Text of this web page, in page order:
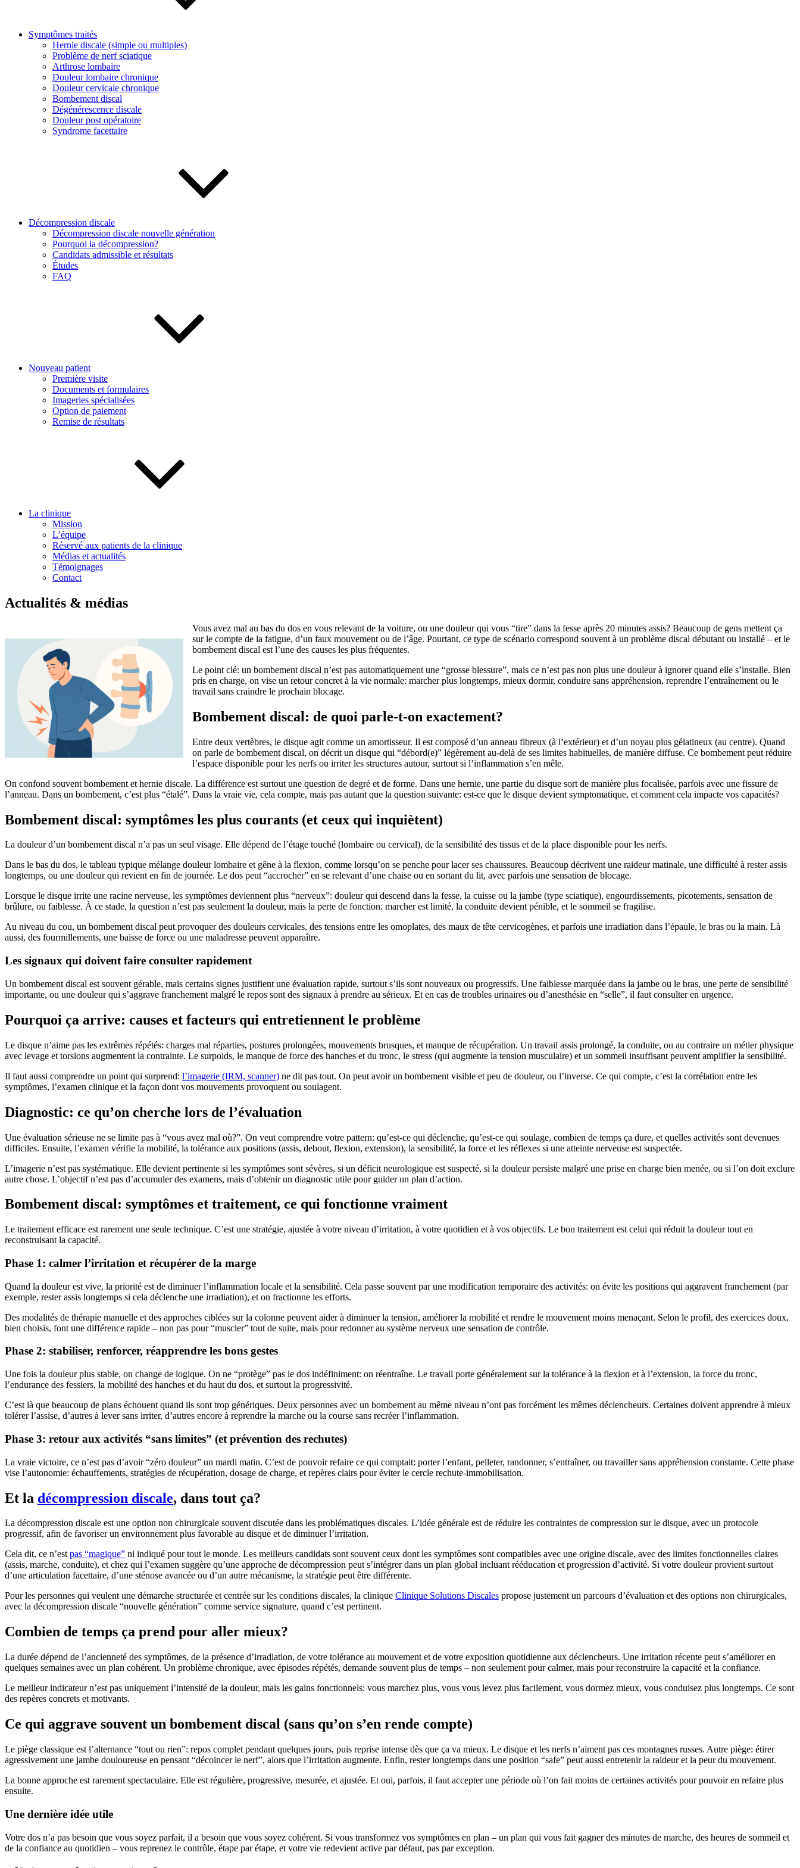
Symptômes traités
Hernie discale (simple ou multiples)
Problème de nerf sciatique
Arthrose lombaire
Douleur lombaire chronique
Douleur cervicale chronique
Bombement discal
Dégénérescence discale
Douleur post opératoire
Syndrome facettaire
Décompression discale
Décompression discale nouvelle génération
Pourquoi la décompression?
Candidats admissible et résultats
Études
FAQ
Nouveau patient
Première visite
Documents et formulaires
Imageries spécialisées
Option de paiement
Remise de résultats
La clinique
Mission
L’équipe
Réservé aux patients de la clinique
Médias et actualités
Témoignages
Contact
Actualités & médias
Vous avez mal au bas du dos en vous relevant de la voiture, ou une douleur qui vous “tire” dans la fesse après 20 minutes assis? Beaucoup de gens mettent ça
sur le compte de la fatigue, d’un faux mouvement ou de l’âge. Pourtant, ce type de scénario correspond souvent à un problème discal débutant ou installé – et le
bombement discal est l’une des causes les plus fréquentes.
Le point clé: un bombement discal n’est pas automatiquement une “grosse blessure”, mais ce n’est pas non plus une douleur à ignorer quand elle s’installe. Bien
pris en charge, on vise un retour concret à la vie normale: marcher plus longtemps, mieux dormir, conduire sans appréhension, reprendre l’entraînement ou le
travail sans craindre le prochain blocage.
Bombement discal: de quoi parle-t-on exactement?
Entre deux vertèbres, le disque agit comme un amortisseur. Il est composé d’un anneau fibreux (à l’extérieur) et d’un noyau plus gélatineux (au centre). Quand
on parle de bombement discal, on décrit un disque qui “débord(e)” légèrement au-delà de ses limites habituelles, de manière diffuse. Ce bombement peut réduire
l’espace disponible pour les nerfs ou irriter les structures autour, surtout si l’inflammation s’en mêle.
On confond souvent bombement et hernie discale. La différence est surtout une question de degré et de forme. Dans une hernie, une partie du disque sort de manière plus focalisée, parfois avec une fissure de
l’anneau. Dans un bombement, c’est plus “étalé”. Dans la vraie vie, cela compte, mais pas autant que la question suivante: est-ce que le disque devient symptomatique, et comment cela impacte vos capacités?
Bombement discal: symptômes les plus courants (et ceux qui inquiètent)
La douleur d’un bombement discal n’a pas un seul visage. Elle dépend de l’étage touché (lombaire ou cervical), de la sensibilité des tissus et de la place disponible pour les nerfs.
Dans le bas du dos, le tableau typique mélange douleur lombaire et gêne à la flexion, comme lorsqu’on se penche pour lacer ses chaussures. Beaucoup décrivent une raideur matinale, une difficulté à rester assis
longtemps, ou une douleur qui revient en fin de journée. Le dos peut “accrocher” en se relevant d’une chaise ou en sortant du lit, avec parfois une sensation de blocage.
Lorsque le disque irrite une racine nerveuse, les symptômes deviennent plus “nerveux”: douleur qui descend dans la fesse, la cuisse ou la jambe (type sciatique), engourdissements, picotements, sensation de
brûlure, ou faiblesse. À ce stade, la question n’est pas seulement la douleur, mais la perte de fonction: marcher est limité, la conduite devient pénible, et le sommeil se fragilise.
Au niveau du cou, un bombement discal peut provoquer des douleurs cervicales, des tensions entre les omoplates, des maux de tête cervicogènes, et parfois une irradiation dans l’épaule, le bras ou la main. Là
aussi, des fourmillements, une baisse de force ou une maladresse peuvent apparaître.
Les signaux qui doivent faire consulter rapidement
Un bombement discal est souvent gérable, mais certains signes justifient une évaluation rapide, surtout s’ils sont nouveaux ou progressifs. Une faiblesse marquée dans la jambe ou le bras, une perte de sensibilité
importante, ou une douleur qui s’aggrave franchement malgré le repos sont des signaux à prendre au sérieux. Et en cas de troubles urinaires ou d’anesthésie en “selle”, il faut consulter en urgence.
Pourquoi ça arrive: causes et facteurs qui entretiennent le problème
Le disque n’aime pas les extrêmes répétés: charges mal réparties, postures prolongées, mouvements brusques, et manque de récupération. Un travail assis prolongé, la conduite, ou au contraire un métier physique
avec levage et torsions augmentent la contrainte. Le surpoids, le manque de force des hanches et du tronc, le stress (qui augmente la tension musculaire) et un sommeil insuffisant peuvent amplifier la sensibilité.
Il faut aussi comprendre un point qui surprend: l’imagerie (IRM, scanner) ne dit pas tout. On peut avoir un bombement visible et peu de douleur, ou l’inverse. Ce qui compte, c’est la corrélation entre les
symptômes, l’examen clinique et la façon dont vos mouvements provoquent ou soulagent.
Diagnostic: ce qu’on cherche lors de l’évaluation
Une évaluation sérieuse ne se limite pas à “vous avez mal où?”. On veut comprendre votre pattern: qu’est-ce qui déclenche, qu’est-ce qui soulage, combien de temps ça dure, et quelles activités sont devenues
difficiles. Ensuite, l’examen vérifie la mobilité, la tolérance aux positions (assis, debout, flexion, extension), la sensibilité, la force et les réflexes si une atteinte nerveuse est suspectée.
L’imagerie n’est pas systématique. Elle devient pertinente si les symptômes sont sévères, si un déficit neurologique est suspecté, si la douleur persiste malgré une prise en charge bien menée, ou si l’on doit exclure
autre chose. L’objectif n’est pas d’accumuler des examens, mais d’obtenir un diagnostic utile pour guider un plan d’action.
Bombement discal: symptômes et traitement, ce qui fonctionne vraiment
Le traitement efficace est rarement une seule technique. C’est une stratégie, ajustée à votre niveau d’irritation, à votre quotidien et à vos objectifs. Le bon traitement est celui qui réduit la douleur tout en
reconstruisant la capacité.
Phase 1: calmer l’irritation et récupérer de la marge
Quand la douleur est vive, la priorité est de diminuer l’inflammation locale et la sensibilité. Cela passe souvent par une modification temporaire des activités: on évite les positions qui aggravent franchement (par
exemple, rester assis longtemps si cela déclenche une irradiation), et on fractionne les efforts.
Des modalités de thérapie manuelle et des approches ciblées sur la colonne peuvent aider à diminuer la tension, améliorer la mobilité et rendre le mouvement moins menaçant. Selon le profil, des exercices doux,
bien choisis, font une différence rapide – non pas pour “muscler” tout de suite, mais pour redonner au système nerveux une sensation de contrôle.
Phase 2: stabiliser, renforcer, réapprendre les bons gestes
Une fois la douleur plus stable, on change de logique. On ne “protège” pas le dos indéfiniment: on réentraîne. Le travail porte généralement sur la tolérance à la flexion et à l’extension, la force du tronc,
l’endurance des fessiers, la mobilité des hanches et du haut du dos, et surtout la progressivité.
C’est là que beaucoup de plans échouent quand ils sont trop génériques. Deux personnes avec un bombement au même niveau n’ont pas forcément les mêmes déclencheurs. Certaines doivent apprendre à mieux
tolérer l’assise, d’autres à lever sans irriter, d’autres encore à reprendre la marche ou la course sans recréer l’inflammation.
Phase 3: retour aux activités “sans limites” (et prévention des rechutes)
La vraie victoire, ce n’est pas d’avoir “zéro douleur” un mardi matin. C’est de pouvoir refaire ce qui comptait: porter l’enfant, pelleter, randonner, s’entraîner, ou travailler sans appréhension constante. Cette phase
vise l’autonomie: échauffements, stratégies de récupération, dosage de charge, et repères clairs pour éviter le cercle rechute-immobilisation.
Et la décompression discale, dans tout ça?
La décompression discale est une option non chirurgicale souvent discutée dans les problématiques discales. L’idée générale est de réduire les contraintes de compression sur le disque, avec un protocole
progressif, afin de favoriser un environnement plus favorable au disque et de diminuer l’irritation.
Cela dit, ce n’estpas “magique” ni indiqué pour tout le monde. Les meilleurs candidats sont souvent ceux dont les symptômes sont compatibles avec une origine discale, avec des limites fonctionnelles claires
(assis, marche, conduite), et chez qui l’examen suggère qu’une approche de décompression peut s’intégrer dans un plan global incluant rééducation et progression d’activité. Si votre douleur provient surtout
d’une articulation facettaire, d’une sténose avancée ou d’un autre mécanisme, la stratégie peut être différente.
Pour les personnes qui veulent une démarche structurée et centrée sur les conditions discales, la clinique Clinique Solutions Discales propose justement un parcours d’évaluation et des options non chirurgicales,
avec la décompression discale “nouvelle génération” comme service signature, quand c’est pertinent.
Combien de temps ça prend pour aller mieux?
La durée dépend de l’ancienneté des symptômes, de la présence d’irradiation, de votre tolérance au mouvement et de votre exposition quotidienne aux déclencheurs. Une irritation récente peut s’améliorer en
quelques semaines avec un plan cohérent. Un problème chronique, avec épisodes répétés, demande souvent plus de temps – non seulement pour calmer, mais pour reconstruire la capacité et la confiance.
Le meilleur indicateur n’est pas uniquement l’intensité de la douleur, mais les gains fonctionnels: vous marchez plus, vous vous levez plus facilement, vous dormez mieux, vous conduisez plus longtemps. Ce sont
des repères concrets et motivants.
Ce qui aggrave souvent un bombement discal (sans qu’on s’en rende compte)
Le piège classique est l’alternance “tout ou rien”: repos complet pendant quelques jours, puis reprise intense dès que ça va mieux. Le disque et les nerfs n’aiment pas ces montagnes russes. Autre piège: étirer
agressivement une jambe douloureuse en pensant “décoincer le nerf”, alors que l’irritation augmente. Enfin, rester longtemps dans une position “safe” peut aussi entretenir la raideur et la peur du mouvement.
La bonne approche est rarement spectaculaire. Elle est régulière, progressive, mesurée, et ajustée. Et oui, parfois, il faut accepter une période où l’on fait moins de certaines activités pour pouvoir en refaire plus
ensuite.
Une dernière idée utile
Votre dos n’a pas besoin que vous soyez parfait, il a besoin que vous soyez cohérent. Si vous transformez vos symptômes en plan – un plan qui vous fait gagner des minutes de marche, des heures de sommeil et
de la confiance au quotidien – vous reprenez le contrôle, étape par étape, et votre vie redevient active par défaut, pas par exception.